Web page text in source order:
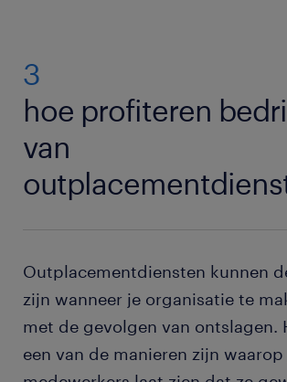
3
hoe profiteren
van
Outplacementdiensten kunnen
zijn wanneer je organisatie te
met de gevolgen van ontslagen.
een van de manieren zijn waarop